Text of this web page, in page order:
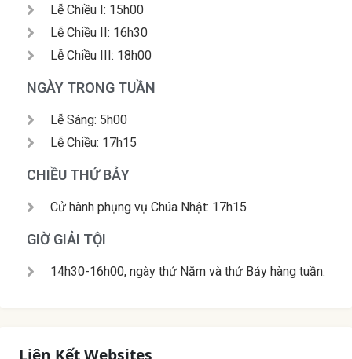
Lễ Chiều I: 15h00
Lễ Chiều II: 16h30
Lễ Chiều III: 18h00
NGÀY TRONG TUẦN
Lễ Sáng: 5h00
Lễ Chiều: 17h15
CHIỀU THỨ BẢY
Cử hành phụng vụ Chúa Nhật: 17h15
GIỜ GIẢI TỘI
14h30-16h00, ngày thứ Năm và thứ Bảy hàng tuần.
Liên Kết Websites